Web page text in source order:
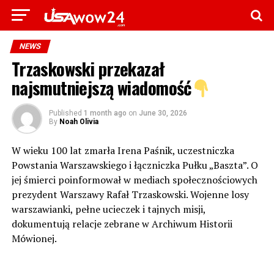
NEWS
Trzaskowski przekazał
najsmutniejszą wiadomość
Published 1 month ago on June 30, 2026
By Noah Olivia
W wieku 100 lat zmarła Irena Paśnik, uczestniczka
Powstania Warszawskiego i łączniczka Pułku „Baszta”. O
jej śmierci poinformował w mediach społecznościowych
prezydent Warszawy Rafał Trzaskowski. Wojenne losy
warszawianki, pełne ucieczek i tajnych misji,
dokumentują relacje zebrane w Archiwum Historii
Mówionej.